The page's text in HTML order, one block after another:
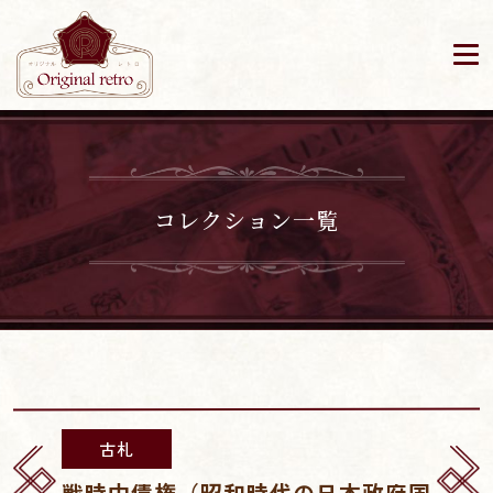
コレクション一覧
古札